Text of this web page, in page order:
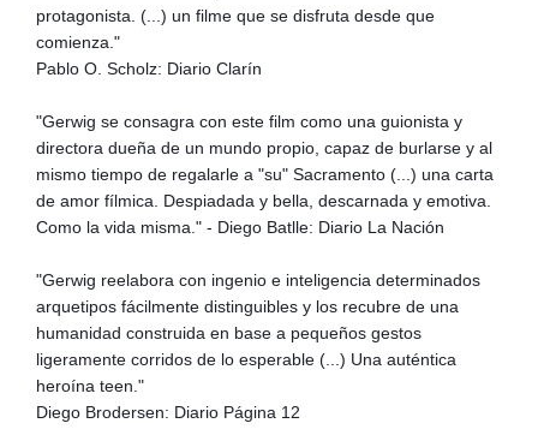
protagonista. (...) un filme que se disfruta desde que
comienza."
Pablo O. Scholz: Diario Clarín
"Gerwig se consagra con este film como una guionista y
directora dueña de un mundo propio, capaz de burlarse y al
mismo tiempo de regalarle a "su" Sacramento (...) una carta
de amor fílmica. Despiadada y bella, descarnada y emotiva.
Como la vida misma." - Diego Batlle: Diario La Nación
"Gerwig reelabora con ingenio e inteligencia determinados
arquetipos fácilmente distinguibles y los recubre de una
humanidad construida en base a pequeños gestos
ligeramente corridos de lo esperable (...) Una auténtica
heroína teen."
Diego Brodersen: Diario Página 12